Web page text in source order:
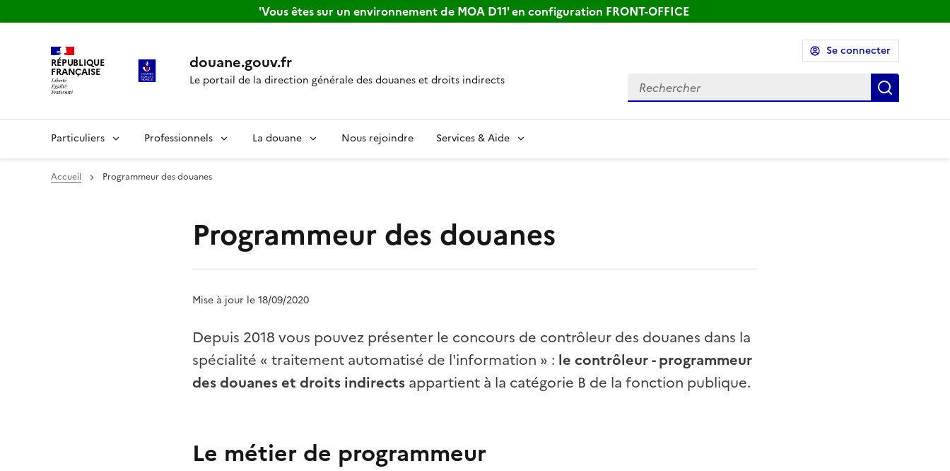
'Vous êtes sur un environnement de MOA D11' en configuration FRONT-OFFICE
RÉPUBLIQUE
FRANÇAISE douane.gouv.fr
Le portail de la direction générale des douanes et droits indirects
Se connecter
Rechercher
Particuliers Professionnels La douane Nous rejoindre Services & Aide
Accueil Programmeur des douanes
Programmeur des douanes
Mise à jour le 18/09/2020
Depuis 2018 vous pouvez présenter le concours de contrôleur des douanes dans la
spécialité « traitement automatisé de l'information » : le contrôleur- programmeur
des douanes et droits indirects appartient à la catégorie B de la fonction publique.
Le métier de programmeur